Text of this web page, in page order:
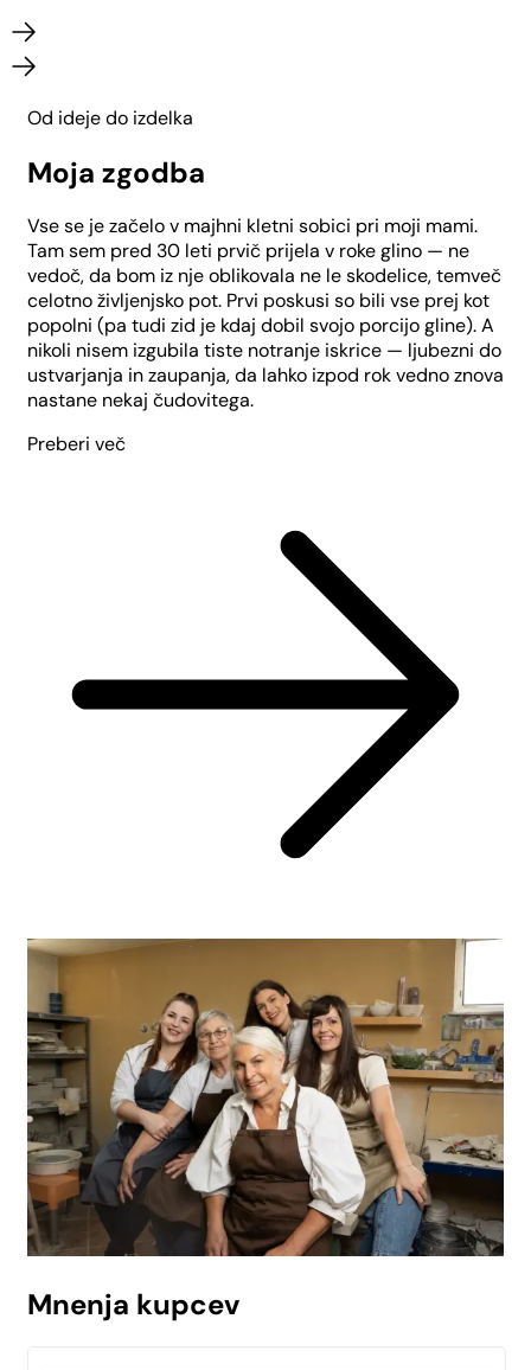
Od ideje do izdelka
Moja zgodba
Vse se je začelo v majhni kletni sobici pri moji mami.
Tam sem pred 30 leti prvič prijela v roke glino — ne
vedoč, da bom iz nje oblikovala ne le skodelice, temveč
celotno življenjsko pot. Prvi poskusi so bili vse prej kot
popolni (pa tudi zid je kdaj dobil svojo porcijo gline). A
nikoli nisem izgubila tiste notranje iskrice — ljubezni do
ustvarjanja in zaupanja, da lahko izpod rok vedno znova
nastane nekaj čudovitega.
Preberi več
Mnenja kupcev